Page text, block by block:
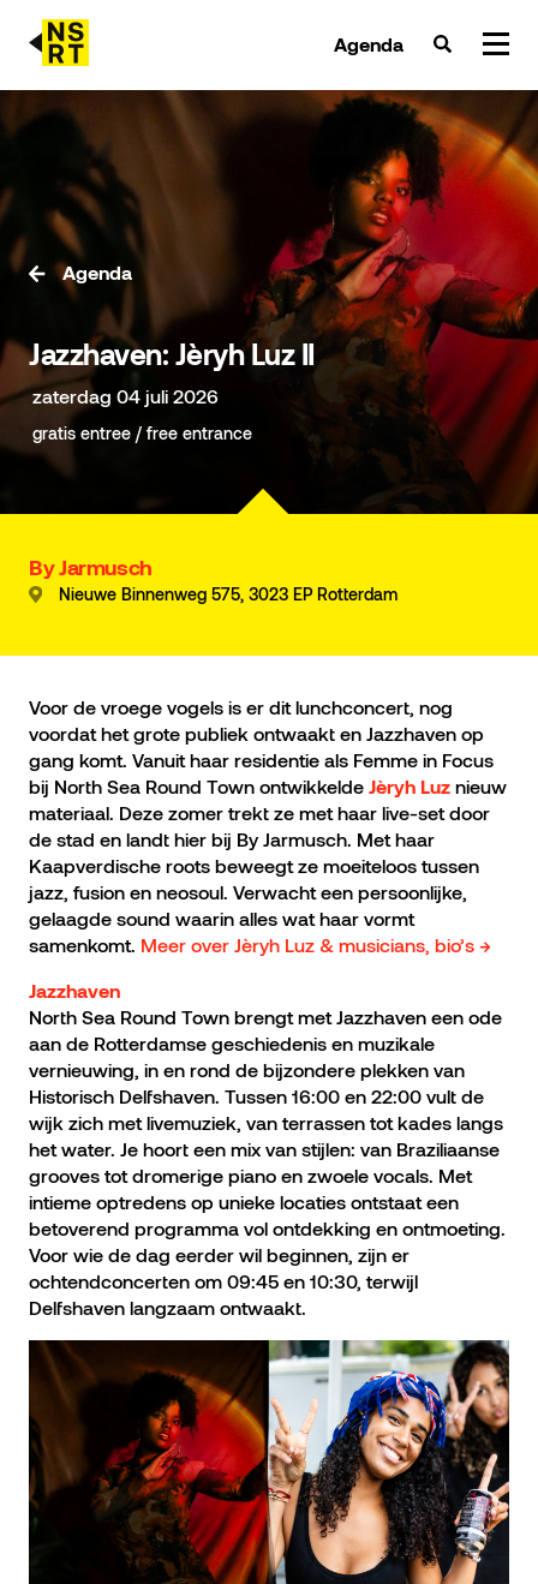
Agenda
agenda & tickets
nieuws
team
over NSRT
partners
Jazzhaven: Jèryh Luz II
zaterdag 04 juli 2026
gratis entree / free entrance
Agenda
By Jarmusch
Nieuwe Binnenweg 575, 3023 EP Rotterdam
Voor de vroege vogels is er dit lunchconcert, nog
voordat het grote publiek ontwaakt en Jazzhaven op
gang komt. Vanuit haar residentie als Femme in Focus
bij North Sea Round Town ontwikkelde Jèryh Luz nieuw
materiaal. Deze zomer trekt ze met haar live-set door
de stad en landt hier bij By Jarmusch. Met haar
Kaapverdische roots beweegt ze moeiteloos tussen
jazz, fusion en neosoul. Verwacht een persoonlijke,
gelaagde sound waarin alles wat haar vormt
samenkomt. Meer over Jèryh Luz & musicians, bio’s →
Jazzhaven
North Sea Round Town brengt met Jazzhaven een ode
aan de Rotterdamse geschiedenis en muzikale
vernieuwing, in en rond de bijzondere plekken van
Historisch Delfshaven. Tussen 16:00 en 22:00 vult de
wijk zich met livemuziek, van terrassen tot kades langs
het water. Je hoort een mix van stijlen: van Braziliaanse
grooves tot dromerige piano en zwoele vocals. Met
intieme optredens op unieke locaties ontstaat een
betoverend programma vol ontdekking en ontmoeting.
Voor wie de dag eerder wil beginnen, zijn er
ochtendconcerten om 09:45 en 10:30, terwijl
Delfshaven langzaam ontwaakt.